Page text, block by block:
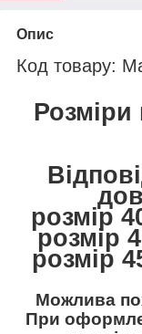
Опис
Код товару:
Розміри
розмір
розмір
розмір
Можлива
При